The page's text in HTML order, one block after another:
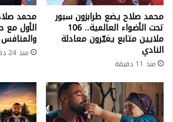
محمد صلاح يضع طرابزون سبور
تحت الأضواء العالمية.. 106
ملايين متابع يغيّرون معادلة
النادي
منذ 11 دقيقة
محمد
الأول مع
والمنافس
منذ 24 دقيقة